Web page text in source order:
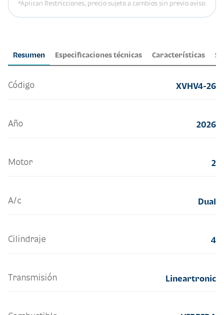
Resumen Especificaciones técnicas Características
Código XVHV4-26
Año 2026
Motor 2
A/c Dual
Cilindraje 4
Transmisión Lineartronic
*Aplican Restricciones, precio sujeto a cambios sin previo aviso.